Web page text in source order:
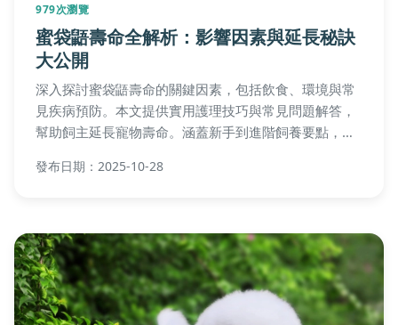
979次瀏覽
蜜袋鼯壽命全解析：影響因素與延長秘訣
大公開
深入探討蜜袋鼯壽命的關鍵因素，包括飲食、環境與常
見疾病預防。本文提供實用護理技巧與常見問題解答，
幫助飼主延長寵物壽命。涵蓋新手到進階飼養要點，讓
發布日期：2025-10-28